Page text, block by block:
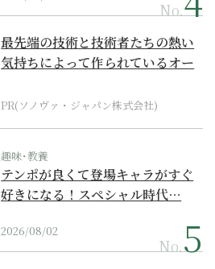
No.
最先端の技術と技術者たちの熱い
気持ちによって作られているオー
PR(ソノヴァ・ジャパン株式会社)
趣味･教養
テンポが良くて登場キャラがすぐ
好きになる！スペシャル時代…
2026/08/02
No.